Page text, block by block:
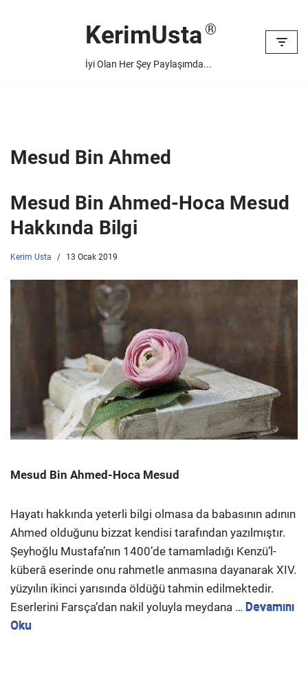
KerimUsta
İyi Olan Her Şey Paylaşımda...
Mesud Bin Ahmed
Mesud Bin Ahmed-Hoca Mesud
Hakkında Bilgi
Kerim Usta 13 Ocak 2019
Mesud Bin Ahmed-Hoca Mesud
Hayatı hakkında yeterli bilgi olmasa da babasının adının
Ahmed olduğunu bizzat kendisi tarafından yazılmıştır.
Şeyhoğlu Mustafa’nın 1400’de tamamladığı Kenzü’l-
küberâ eserinde onu rahmetle anmasına dayanarak XIV.
yüzyılın ikinci yarısında öldüğü tahmin edilmektedir.
Eserlerini Farsça’dan nakil yoluyla meydana … Devamını
Oku